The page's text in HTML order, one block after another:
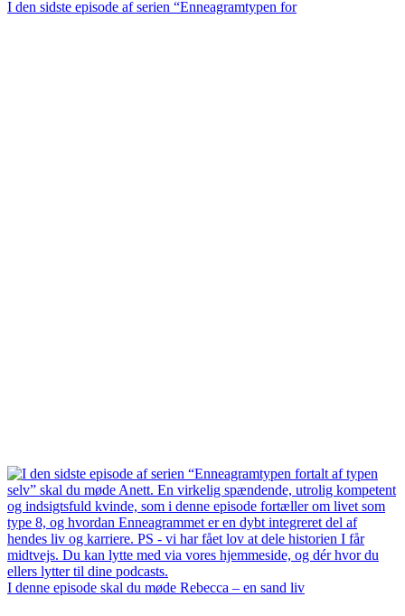
I den sidste episode af serien “Enneagramtypen for
I denne episode skal du møde Rebecca – en sand liv